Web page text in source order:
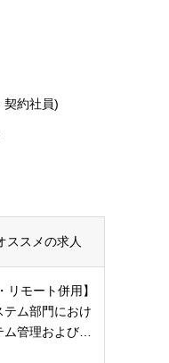
契約社員)
ススメの求人
リモート併用】
テム部門におけ
ム管理および…